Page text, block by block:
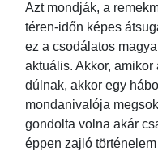
Azt mondják, a
téren-időn képes
ez a csodálatos
aktuális. Akkor,
dúlnak, akkor egy
mondanivalója
gondolta volna akár
éppen zajló